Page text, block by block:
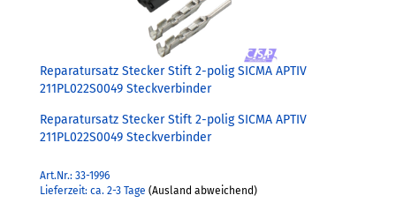
Reparatursatz Stecker Stift 2-polig SICMA APTIV
211PL022S0049 Steckverbinder
Reparatursatz Stecker Stift 2-polig SICMA APTIV
211PL022S0049 Steckverbinder
Art.Nr.: 33-1996
Lieferzeit: ca. 2-3 Tage (Ausland abweichend)